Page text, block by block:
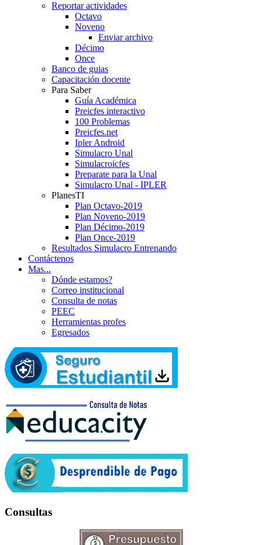
Reportar actividades
Octavo
Noveno
Enviar archivo
Décimo
Once
Banco de guias
Capacitación docente
Para Saber
Guía Académica
Preicfes interactivo
100 Problemas
Preicfes.net
Ipler Android
Simulacro Unal
Simulacroicfes
Preparate para la Unal
Simulacro Unal - IPLER
PlanesTI
Plan Octavo-2019
Plan Noveno-2019
Plan Décimo-2019
Plan Once-2019
Resultados Simulacro Entrenando
Contáctenos
Mas...
Dónde estamos?
Correo institucional
Consulta de notas
PEEC
Herramientas profes
Egresados
Consultas